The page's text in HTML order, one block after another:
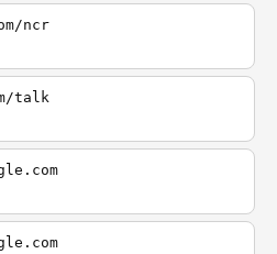
ncr
talk